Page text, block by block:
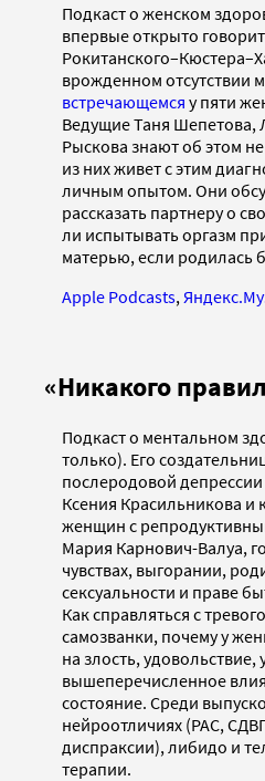
Подкаст о женском
впервые открыто
врожденном отсутствии
встречающемся у пяти
Ведущие Таня Шепетова,
Рыскова знают об этом
из них живет с этим
личным опытом. Они
рассказать партнеру о
ли испытывать оргазм
матерью, если родилась
Apple Podcasts,
«Никакого
Подкаст о ментальном
только). Его
послеродовой депрессии
Ксения Красильникова и
женщин с
Мария Карнович-Валуа,
чувствах, выгорании,
сексуальности и праве
Как справляться с
самозванки, почему у
на злость, удовольствие,
вышеперечисленное
состояние. Среди
нейроотличиях (РАС,
диспраксии), либидо и
терапии.